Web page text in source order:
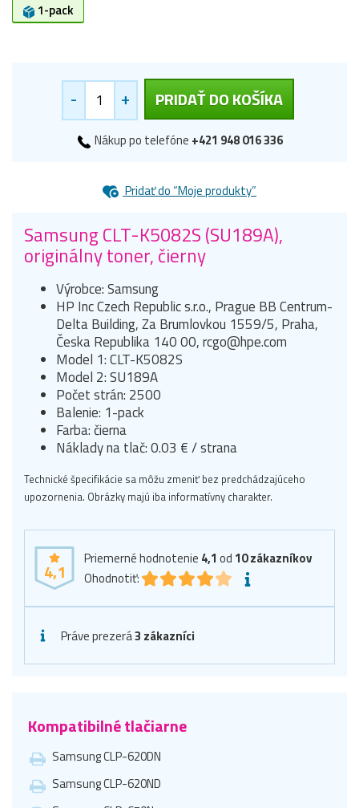
1-pack
- + PRIDAŤ DO KOŠÍKA
Nákup po telefóne +421 948 016 336
Pridať do “Moje produkty”
Samsung CLT-K5082S (SU189A),
originálny toner, čierny
Výrobce: Samsung
HP Inc Czech Republic s.r.o., Prague BB Centrum-
Delta Building, Za Brumlovkou 1559/5, Praha,
Česka Republika 140 00, rcgo@hpe.com
Model 1: CLT-K5082S
Model 2: SU189A
Počet strán: 2500
Balenie: 1-pack
Farba: čierna
Náklady na tlač: 0.03 € / strana
Technické špecifikácie sa môžu zmeniť bez predchádzajúceho
upozornenia. Obrázky majú iba informatívny charakter.
4,1
Priemerné hodnotenie 4,1 od 10zákazníkov
Ohodnotiť:
Práve prezerá3 zákazníci
Kompatibilné tlačiarne
Samsung CLP-620DN
Samsung CLP-620ND